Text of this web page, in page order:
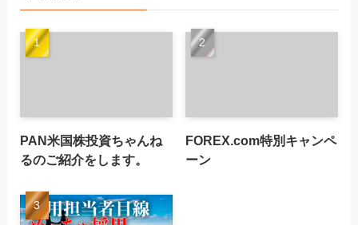
PAN米国株投資ちゃんね
るのご紹介をします。
FOREX.com特別キャンペ
ーン